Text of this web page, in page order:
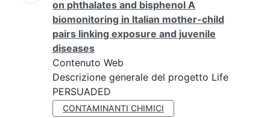
on phthalates and bisphenol A
biomonitoring in Italian mother-child
pairs linking exposure and juvenile
diseases
Contenuto Web
Descrizione generale del progetto Life
PERSUADED
CONTAMINANTI CHIMICI